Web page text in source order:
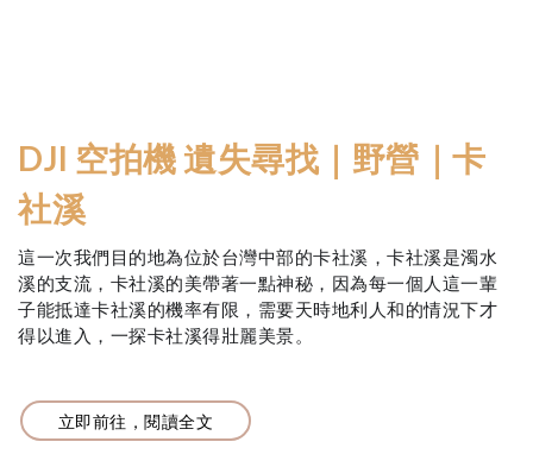
DJI 空拍機 遺失尋找｜野營｜卡
社溪
這一次我們目的地為位於台灣中部的卡社溪，卡社溪是濁水
溪的支流，卡社溪的美帶著一點神秘，因為每一個人這一輩
子能抵達卡社溪的機率有限，需要天時地利人和的情況下才
得以進入，一探卡社溪得壯麗美景。
立即前往，閱讀全文